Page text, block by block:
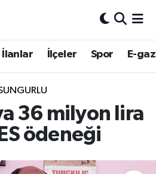
İlanlar İlçeler Spor E-
36 milyon lira
ödeneği
ve Fikstür